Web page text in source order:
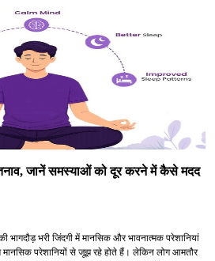
तनाव, जानें समस्याओं को दूर करने में कैसे मदद
भरी जिंदगी में मानसिक और भावनात्मक परेशानियां
परेशानियों से जूझ रहे होते हैं। लेकिन लोग आमतौर